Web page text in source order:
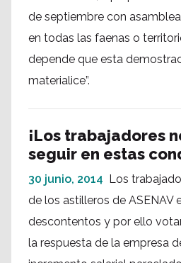
de septiembre con
en todas las faenas o
depende que esta
materialice”.
¡Los trabajadores
seguir en estas
30 junio, 2014 Los
de los astilleros de ASENAV
descontentos y por ello
la respuesta de la empresa